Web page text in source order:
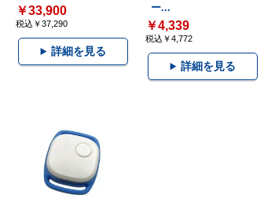
￥33,900
税込￥37,290
詳細を見る
ー...
￥4,339
税込￥4,772
詳細を見る